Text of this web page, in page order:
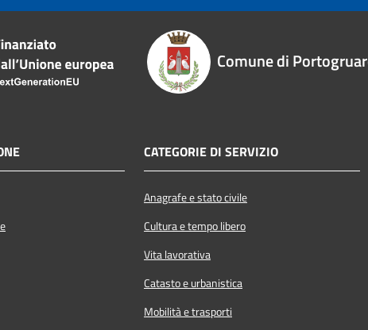
Comune di
CATEGORIE DI SERVIZIO
Anagrafe e stato civile
Cultura e tempo libero
Vita lavorativa
Catasto e urbanistica
Mobilità e trasporti